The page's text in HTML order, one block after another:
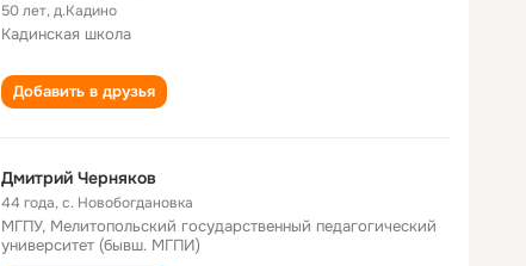
50 лет,д.Кадино
Кадинская школа
Добавить в друзья
Дмитрий Черняков
44 года,с. Новобогдановка
МГПУ, Мелитопольский государственный педагогический
университет (бывш. МГПИ)